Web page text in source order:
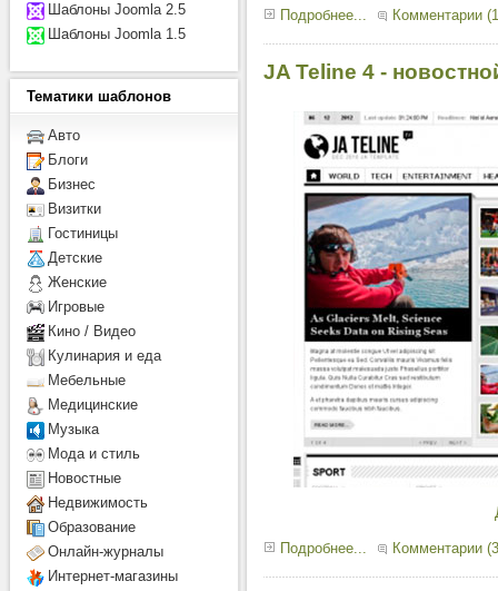
Подробнее... Комментарии
JA Teline 4 -
Подробнее... Комментарии
Шаблоны Joomla 2.5
Шаблоны Joomla 1.5
Тематики шаблонов
Авто
Блоги
Бизнес
Визитки
Гостиницы
Детcкие
Женские
Игровые
Кино / Видео
Кулинария и еда
Мебельные
Медицинские
Музыка
Мода и стиль
Новостные
Недвижимость
Образование
Онлайн-журналы
Интернет-магазины